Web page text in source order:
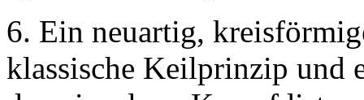
6. Ein neuartig,
klassische Keilprinzip und